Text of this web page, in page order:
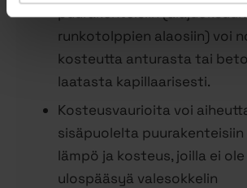
puurakenteisiin
runkotolppien alaosiin) voi
kosteutta anturasta tai
laatasta kapillaarisesti.
Kosteusvaurioita voi
sisäpuolelta
lämpö ja kosteus, joilla ei
ulospääsyä valesokkelin